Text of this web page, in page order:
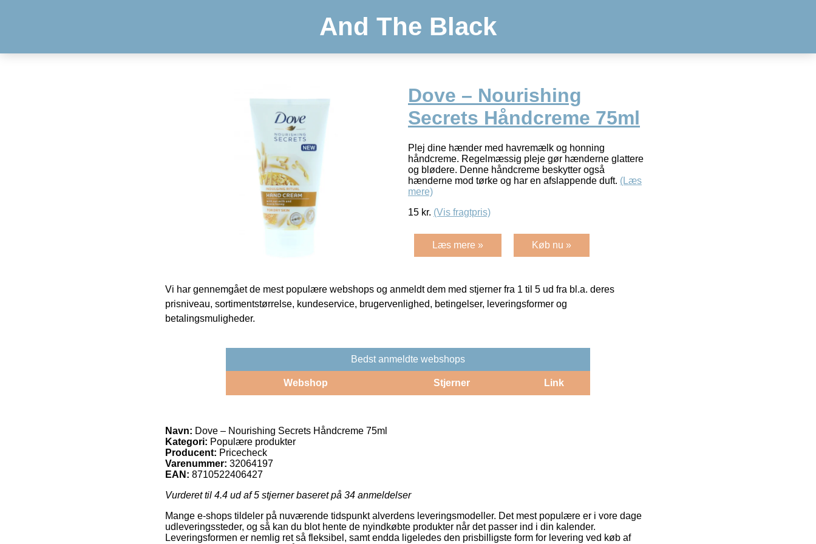
And The Black
Dove – Nourishing
Secrets Håndcreme 75ml
Plej dine hænder med havremælk og honning
håndcreme. Regelmæssig pleje gør hænderne glattere
og blødere. Denne håndcreme beskytter også
hænderne mod tørke og har en afslappende duft. (Læs
mere)
15 kr. (Vis fragtpris)
Læs mere » Køb nu »
Vi har gennemgået de mest populære webshops og anmeldt dem med stjerner fra 1 til 5 ud fra bl.a. deres
prisniveau, sortimentstørrelse, kundeservice, brugervenlighed, betingelser, leveringsformer og
betalingsmuligheder.
Bedst anmeldte webshops
Webshop Stjerner Link
Navn: Dove – Nourishing Secrets Håndcreme 75ml
Kategori: Populære produkter
Producent: Pricecheck
Varenummer: 32064197
EAN: 8710522406427
Vurderet til 4.4 ud af 5 stjerner baseret på 34 anmeldelser
Mange e-shops tildeler på nuværende tidspunkt alverdens leveringsmodeller. Det mest populære er i vore dage
udleveringssteder, og så kan du blot hente de nyindkøbte produkter når det passer ind i din kalender.
Leveringsformen er nemlig ret så fleksibel, samt endda ligeledes den prisbilligste form for levering ved køb af